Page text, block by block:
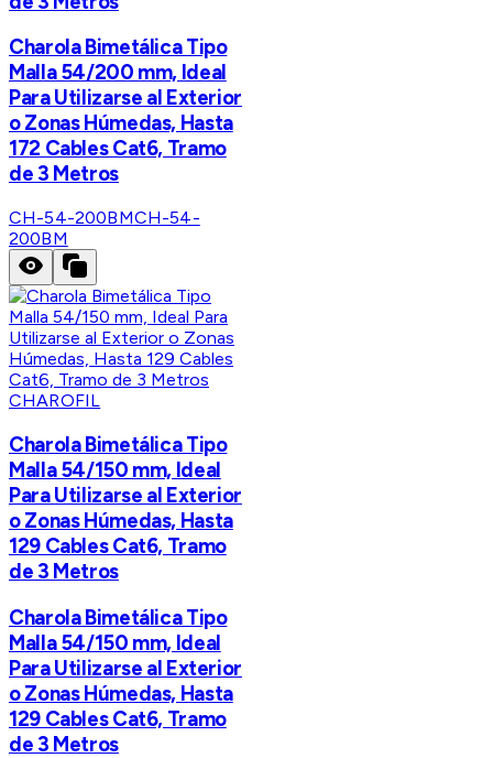
Charola Bimetálica Tipo
Malla 54/200 mm, Ideal
Para Utilizarse al Exterior
o Zonas Húmedas, Hasta
172 Cables Cat6, Tramo
de 3 Metros
CH-54-200BMCH-54-
200BM
CHAROFIL
Charola Bimetálica Tipo
Malla 54/150 mm, Ideal
Para Utilizarse al Exterior
o Zonas Húmedas, Hasta
129 Cables Cat6, Tramo
de 3 Metros
Charola Bimetálica Tipo
Malla 54/150 mm, Ideal
Para Utilizarse al Exterior
o Zonas Húmedas, Hasta
129 Cables Cat6, Tramo
de 3 Metros